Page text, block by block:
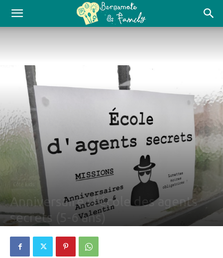
Anniversaire : l’école des agents
secrets (5-6 ans)